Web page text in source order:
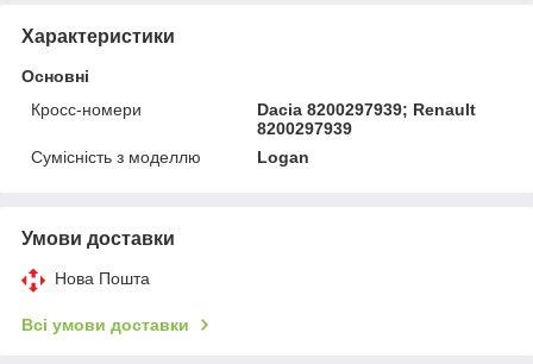
Характеристики
Основні
Кросс-номери
Dacia 8200297939; Renault
8200297939
Сумісність з моделлю
Logan
Умови доставки
Нова Пошта
Всі умови доставки